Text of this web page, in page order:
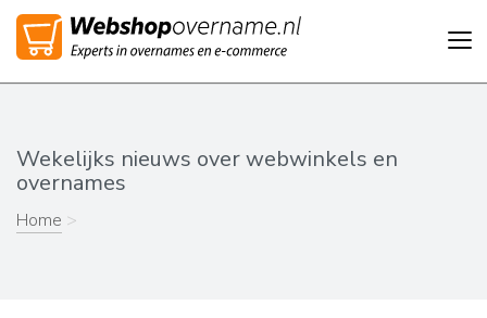
Wekelijks nieuws over webwinkels en
overnames
Home >